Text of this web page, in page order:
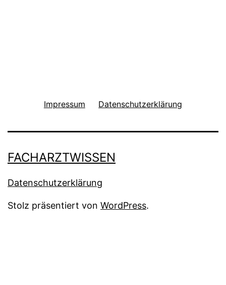
Impressum Datenschutzerklärung
FACHARZTWISSEN
Datenschutzerklärung
Stolz präsentiert von WordPress.